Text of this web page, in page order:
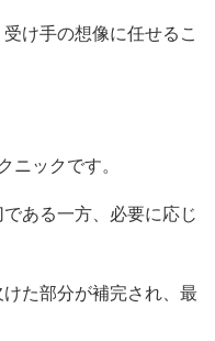
け手の想像に任せるこ
ニックです。
ある一方、必要に応じ
た部分が補完され、最